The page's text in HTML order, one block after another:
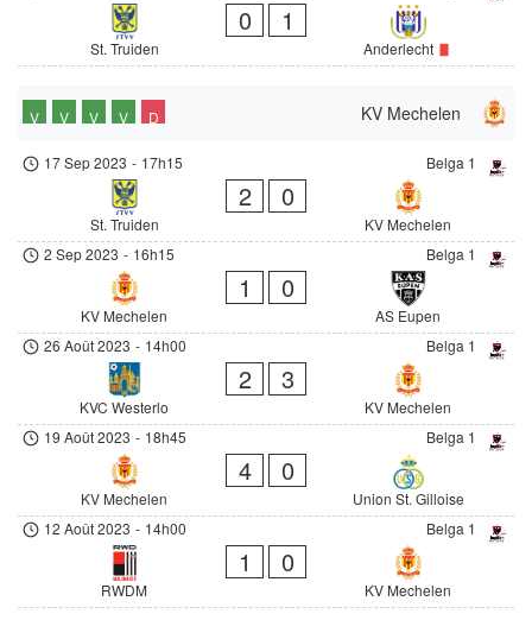
St. Truiden
0 1
Anderlecht
KV Mechelen
V V V V D
Belga 1
17 Sep 2023 - 17h15
St. Truiden
2 0
KV Mechelen
Belga 1
2 Sep 2023 - 16h15
KV Mechelen
1 0
AS Eupen
Belga 1
26 Août 2023 - 14h00
KVC Westerlo
2 3
KV Mechelen
Belga 1
19 Août 2023 - 18h45
KV Mechelen
4 0
Union St. Gilloise
Belga 1
12 Août 2023 - 14h00
RWDM
1 0
KV Mechelen